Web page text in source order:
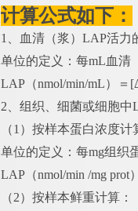
计算公式如下：
1、血清（浆）LAP活力
单位的定义：每mL血清
LAP（nmol/min/mL）＝
2、组织、细菌或细胞中
（1）按样本蛋白浓度计
单位的定义：每mg组织
LAP（nmol/min /mg
（2）按样本鲜重计算：